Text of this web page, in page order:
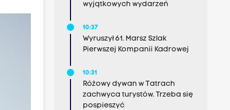
wyjątkowych wydarzeń
10:37
Wyruszył 61. Marsz Szlak
Pierwszej Kompanii Kadrowej
10:31
Różowy dywan w Tatrach
zachwyca turystów. Trzeba się
pospieszyć